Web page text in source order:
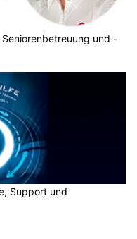
und -
Support und